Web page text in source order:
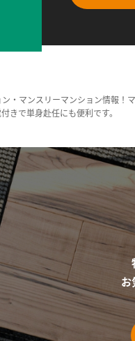
・マンスリーマンション情報
きで単身赴任にも便利です。
お